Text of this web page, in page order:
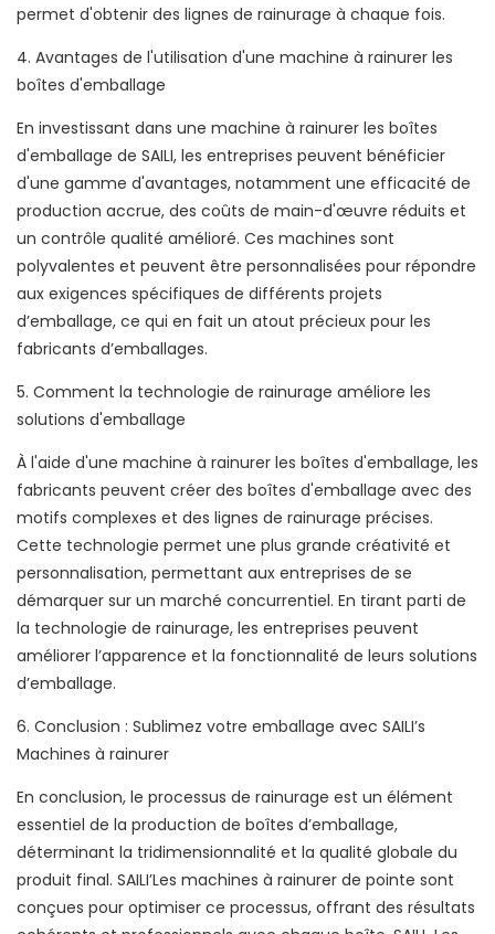
permet d'obtenir des lignes de rainurage à chaque fois.
4. Avantages de l'utilisation d'une machine à rainurer les
boîtes d'emballage
En investissant dans une machine à rainurer les boîtes
d'emballage de SAILI, les entreprises peuvent bénéficier
d'une gamme d'avantages, notamment une efficacité de
production accrue, des coûts de main-d'œuvre réduits et
un contrôle qualité amélioré. Ces machines sont
polyvalentes et peuvent être personnalisées pour répondre
aux exigences spécifiques de différents projets
d’emballage, ce qui en fait un atout précieux pour les
fabricants d’emballages.
5. Comment la technologie de rainurage améliore les
solutions d'emballage
À l'aide d'une machine à rainurer les boîtes d'emballage, les
fabricants peuvent créer des boîtes d'emballage avec des
motifs complexes et des lignes de rainurage précises.
Cette technologie permet une plus grande créativité et
personnalisation, permettant aux entreprises de se
démarquer sur un marché concurrentiel. En tirant parti de
la technologie de rainurage, les entreprises peuvent
améliorer l’apparence et la fonctionnalité de leurs solutions
d’emballage.
6. Conclusion : Sublimez votre emballage avec SAILI’s
Machines à rainurer
En conclusion, le processus de rainurage est un élément
essentiel de la production de boîtes d’emballage,
déterminant la tridimensionnalité et la qualité globale du
produit final. SAILI’Les machines à rainurer de pointe sont
conçues pour optimiser ce processus, offrant des résultats